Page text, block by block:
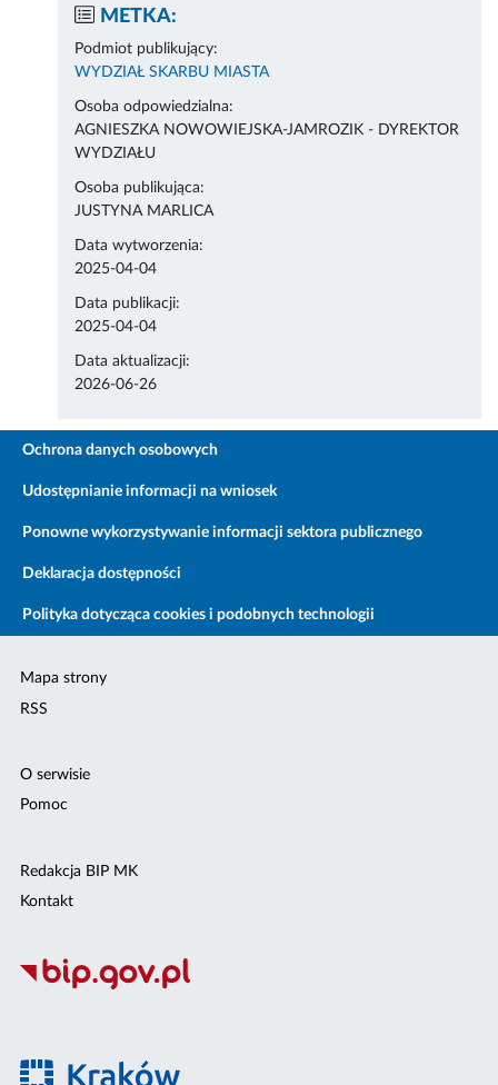
METKA:
Podmiot publikujący:
WYDZIAŁ SKARBU MIASTA
Osoba odpowiedzialna:
AGNIESZKA NOWOWIEJSKA-JAMROZIK - DYREKTOR
WYDZIAŁU
Osoba publikująca:
JUSTYNA MARLICA
Data wytworzenia:
2025-04-04
Data publikacji:
2025-04-04
Data aktualizacji:
2026-06-26
Ochrona danych osobowych
Udostępnianie informacji na wniosek
Ponowne wykorzystywanie informacji sektora publicznego
Deklaracja dostępności
Polityka dotycząca cookies i podobnych technologii
Mapa strony
RSS
O serwisie
Pomoc
Redakcja BIP MK
Kontakt